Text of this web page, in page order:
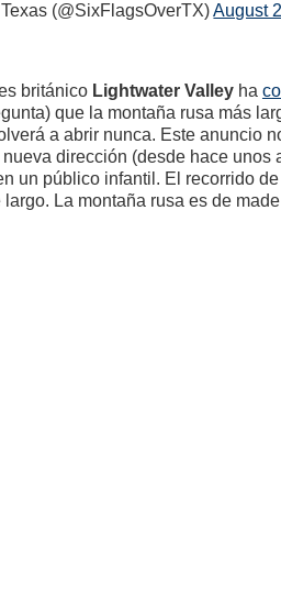
(@SixFlagsOverTX)August
británico Lightwater Valleyha
que la montaña rusa más
a abrir nunca. Este anuncio
dirección (desde hace unos
un público infantil. El recorrido
La montaña rusa es de